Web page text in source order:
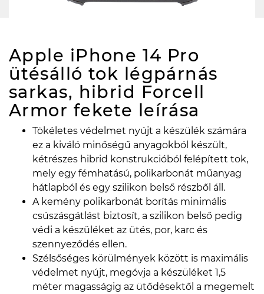
Apple iPhone 14 Pro
ütésálló tok légpárnás
sarkas, hibrid Forcell
Armor fekete leírása
Tökéletes védelmet nyújt a készülék számára
ez a kiváló minőségű anyagokból készült,
kétrészes hibrid konstrukcióból felépített tok,
mely egy fémhatású, polikarbonát műanyag
hátlapból és egy szilikon belső részből áll.
A kemény polikarbonát borítás minimális
csúszásgátlást biztosít, a szilikon belső pedig
védi a készüléket az ütés, por, karc és
szennyeződés ellen.
Szélsőséges körülmények között is maximális
védelmet nyújt, megóvja a készüléket 1,5
méter magasságig az ütődésektől a megemelt